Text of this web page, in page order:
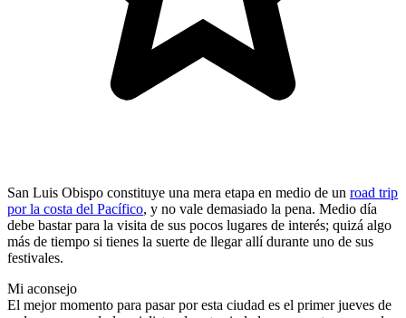
San Luis Obispo constituye una mera etapa en medio de un road trip
por la costa del Pacífico, y no vale demasiado la pena. Medio día
debe bastar para la visita de sus pocos lugares de interés; quizá algo
más de tiempo si tienes la suerte de llegar allí durante uno de sus
festivales.
Mi aconsejo
El mejor momento para pasar por esta ciudad es el primer jueves de